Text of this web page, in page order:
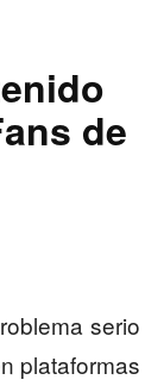
de
serio
plataformas